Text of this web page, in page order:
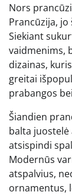
Nors
Prancūzija,
Siekiant
vaidmenims,
dizainas,
greitai
prabangos
Šiandien
balta juostelė
atsispindi
Modernūs
atspalvius,
ornamentus,